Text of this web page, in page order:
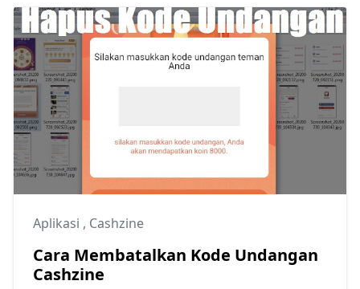
Aplikasi , Cashzine
Cara Membatalkan Kode Undangan
Cashzine